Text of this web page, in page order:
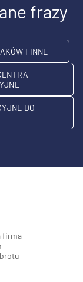
frazy
I INNE
DO
firma